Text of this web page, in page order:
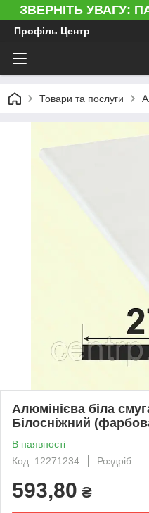
ЗВЕРНІТЬ УВАГУ:
Профіль Центр
Товари та послуги
Алюмінієва біла
Білосніжний
В наявності
Код: 12271234
Роздріб
593,80 ₴